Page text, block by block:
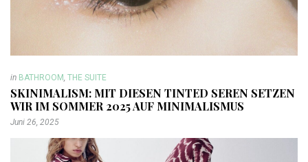
in BATHROOM THE SUITE
SKINIMALISM: MIT DIESEN TINTED SEREN SETZEN
WIR IM SOMMER 2025 AUF MINIMALISMUS
Juni 26, 2025